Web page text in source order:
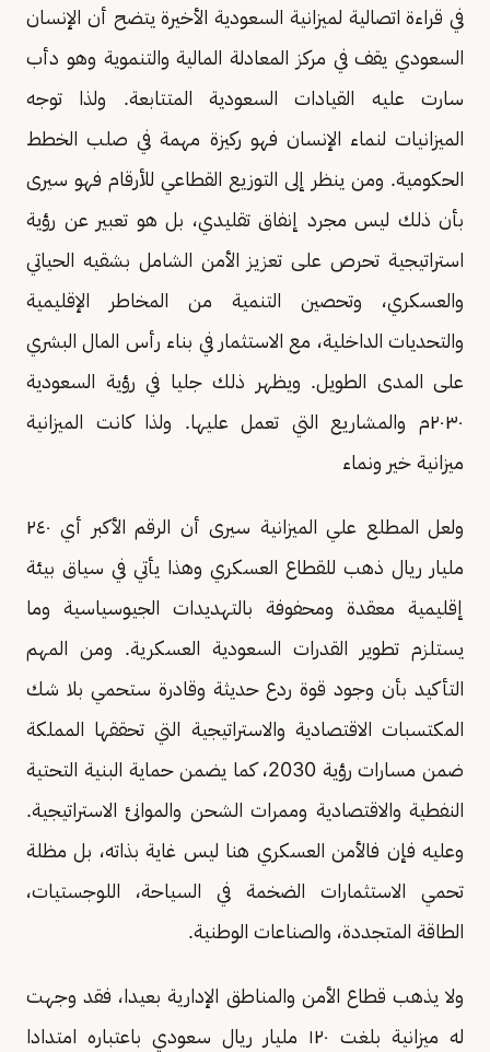
في قراءة اتصالية لميزانية السعودية الأخيرة يتضح أن الإنسان
السعودي يقف في مركز المعادلة المالية والتنموية وهو دأب
سارت عليه القيادات السعودية المتتابعة. ولذا توجه
الميزانيات لنماء الإنسان فهو ركيزة مهمة في صلب الخطط
الحكومية. ومن ينظر إلى التوزيع القطاعي للأرقام فهو سيرى
بأن ذلك ليس مجرد إنفاق تقليدي، بل هو تعبير عن رؤية
استراتيجية تحرص على تعزيز الأمن الشامل بشقيه الحياتي
والعسكري، وتحصين التنمية من المخاطر الإقليمية
والتحديات الداخلية، مع الاستثمار في بناء رأس المال البشري
على المدى الطويل. ويظهر ذلك جليا في رؤية السعودية
٢٠٣٠م والمشاريع التي تعمل عليها. ولذا كانت الميزانية
ميزانية خير ونماء
ولعل المطلع علي الميزانية سيرى أن الرقم الأكبر أي ٢٤٠
مليار ريال ذهب للقطاع العسكري وهذا يأتي في سياق بيئة
إقليمية معقدة ومحفوفة بالتهديدات الجيوسياسية وما
يستلزم تطوير القدرات السعودية العسكرية. ومن المهم
التأكيد بأن وجود قوة ردع حديثة وقادرة ستحمي بلا شك
المكتسبات الاقتصادية والاستراتيجية التي تحققها المملكة
ضمن مسارات رؤية 2030، كما يضمن حماية البنية التحتية
النفطية والاقتصادية وممرات الشحن والموانئ الاستراتيجية.
وعليه فإن فالأمن العسكري هنا ليس غاية بذاته، بل مظلة
تحمي الاستثمارات الضخمة في السياحة، اللوجستيات،
الطاقة المتجددة، والصناعات الوطنية.
ولا يذهب قطاع الأمن والمناطق الإدارية بعيدا، فقد وجهت
له ميزانية بلغت ١٢٠ مليار ريال سعودي باعتباره امتدادا